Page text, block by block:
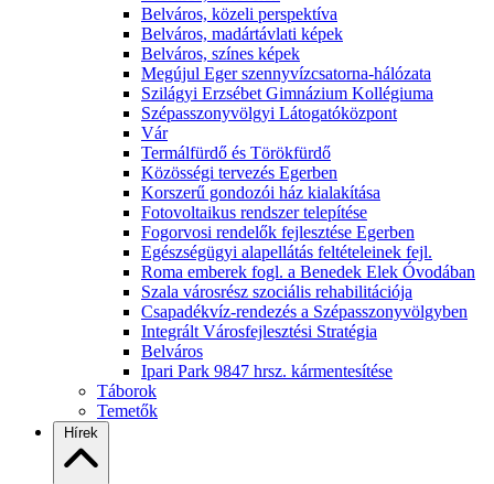
Belváros, közeli perspektíva
Belváros, madártávlati képek
Belváros, színes képek
Megújul Eger szennyvízcsatorna-hálózata
Szilágyi Erzsébet Gimnázium Kollégiuma
Szépasszonyvölgyi Látogatóközpont
Vár
Termálfürdő és Törökfürdő
Közösségi tervezés Egerben
Korszerű gondozói ház kialakítása
Fotovoltaikus rendszer telepítése
Fogorvosi rendelők fejlesztése Egerben
Egészségügyi alapellátás feltételeinek fejl.
Roma emberek fogl. a Benedek Elek Óvodában
Szala városrész szociális rehabilitációja
Csapadékvíz-rendezés a Szépasszonyvölgyben
Integrált Városfejlesztési Stratégia
Belváros
Ipari Park 9847 hrsz. kármentesítése
Táborok
Temetők
Hírek